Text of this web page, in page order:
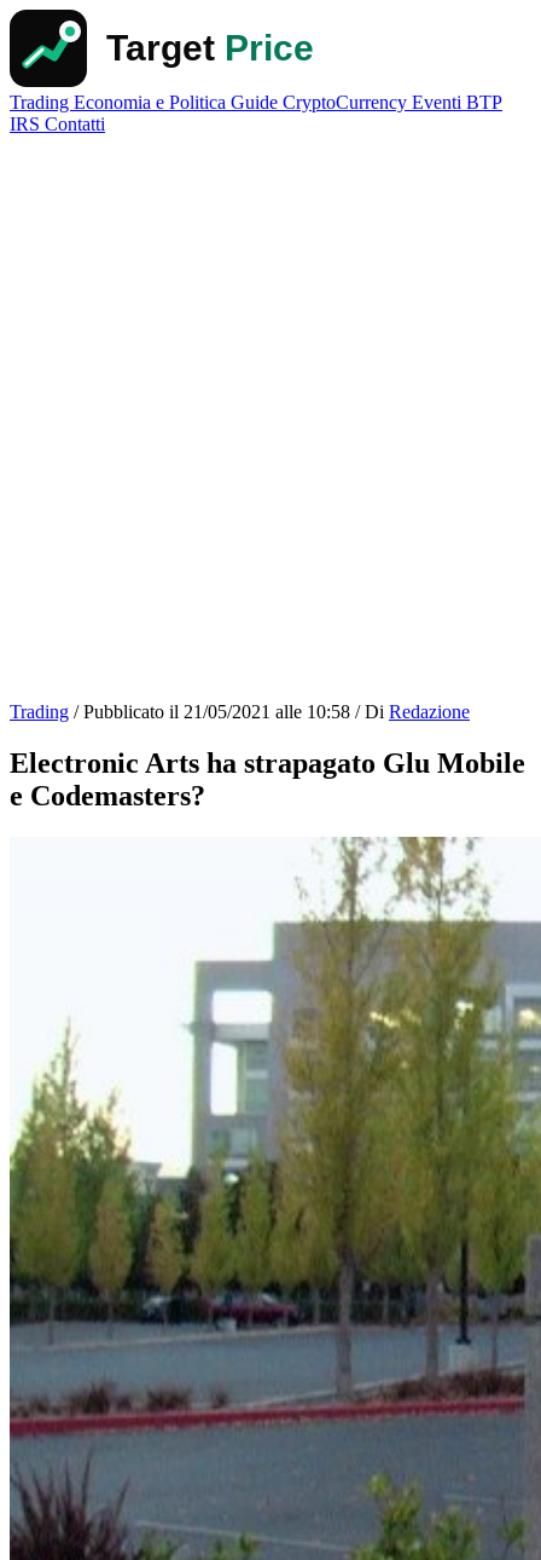
Trading Economia e Politica Guide CryptoCurrency Eventi BTP
IRS Contatti
Trading / Pubblicato il 21/05/2021 alle 10:58 / Di Redazione
Electronic Arts ha strapagato Glu Mobile
e Codemasters?